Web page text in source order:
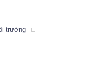
trường